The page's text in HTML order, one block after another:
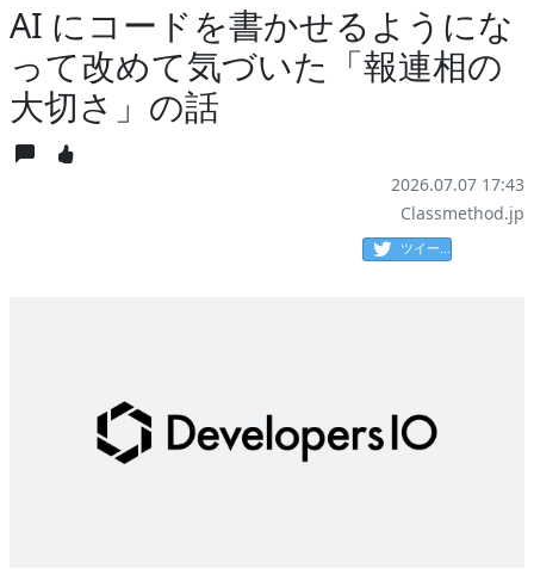
AI にコードを書かせるようにな
って改めて気づいた「報連相の
大切さ」の話
2026.07.07 17:43
Classmethod.jp
ツイート